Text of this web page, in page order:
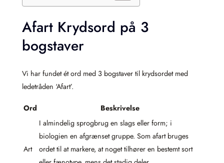
Afart Krydsord på 3
bogstaver
Vi har fundet ét ord med 3 bogstaver til krydsordet med
ledetråden ‘Afart’.
Ord Beskrivelse
Art
I almindelig sprogbrug en slags eller form; i
biologien en afgrænset gruppe. Som afart bruges
ordet til at markere, at noget tilhører en bestemt sort